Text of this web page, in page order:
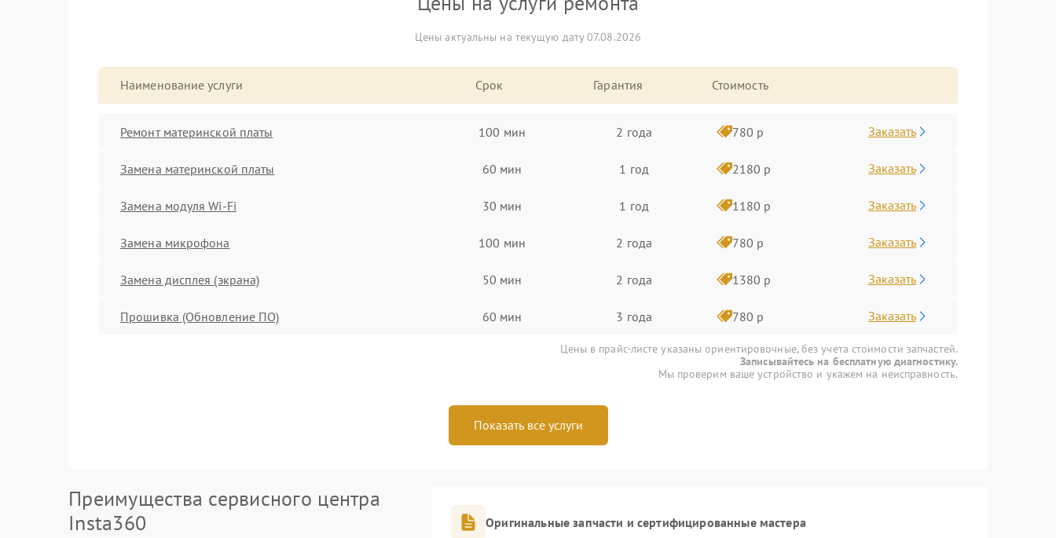
Цены актуальны на текущую дату 07.08.2026
Наименование услуги Срок Гарантия Стоимость
Ремонт материнской платы 100 мин 2 года 780 р Заказать
Замена материнской платы 60 мин 1 год 2180 р Заказать
Замена модуля Wi-Fi 30 мин 1 год 1180 р Заказать
Замена микрофона 100 мин 2 года 780 р Заказать
Замена дисплея (экрана) 50 мин 2 года 1380 р Заказать
Прошивка (Обновление ПО) 60 мин 3 года 780 р Заказать
Цены в прайс-листе указаны ориентировочные, без учета стоимости запчастей.
Записывайтесь на бесплатную диагностику.
Мы проверим ваше устройство и укажем на неисправность.
Показать все услуги
Преимущества сервисного центра
Insta360
Оригинальные запчасти и сертифицированные мастера